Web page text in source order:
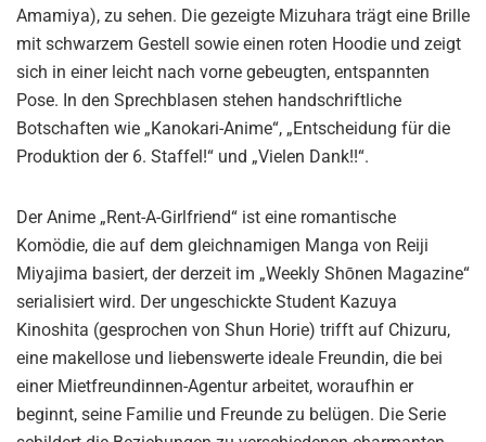
Amamiya), zu sehen. Die gezeigte Mizuhara trägt eine Brille
mit schwarzem Gestell sowie einen roten Hoodie und zeigt
sich in einer leicht nach vorne gebeugten, entspannten
Pose. In den Sprechblasen stehen handschriftliche
Botschaften wie „Kanokari-Anime“, „Entscheidung für die
Produktion der 6. Staffel!“ und „Vielen Dank!!“.
Der Anime „Rent-A-Girlfriend“ ist eine romantische
Komödie, die auf dem gleichnamigen Manga von Reiji
Miyajima basiert, der derzeit im „Weekly Shōnen Magazine“
serialisiert wird. Der ungeschickte Student Kazuya
Kinoshita (gesprochen von Shun Horie) trifft auf Chizuru,
eine makellose und liebenswerte ideale Freundin, die bei
einer Mietfreundinnen-Agentur arbeitet, woraufhin er
beginnt, seine Familie und Freunde zu belügen. Die Serie